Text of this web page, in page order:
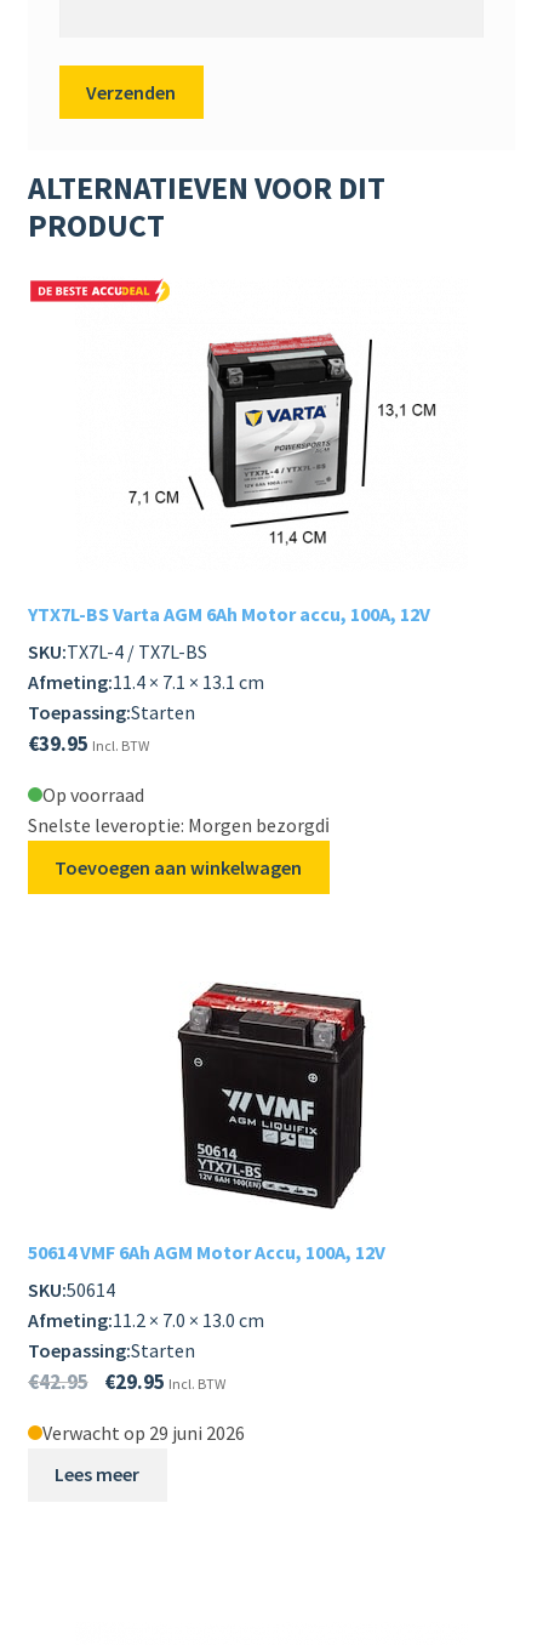
ALTERNATIEVEN VOOR DIT
PRODUCT
YTX7L-BS Varta AGM 6Ah Motor accu, 100A, 12V
SKU:TX7L-4 / TX7L-BS
Afmeting:11.4 × 7.1 × 13.1 cm
Toepassing:Starten
€39.95 Incl. BTW
Op voorraad
Snelste leveroptie: Morgen bezorgdℹ️
Toevoegen aan winkelwagen
50614 VMF 6Ah AGM Motor Accu, 100A, 12V
SKU:50614
Afmeting:11.2 × 7.0 × 13.0 cm
Toepassing:Starten
€42.95 €29.95 Incl. BTW
Verwacht op 29 juni 2026
Lees meer